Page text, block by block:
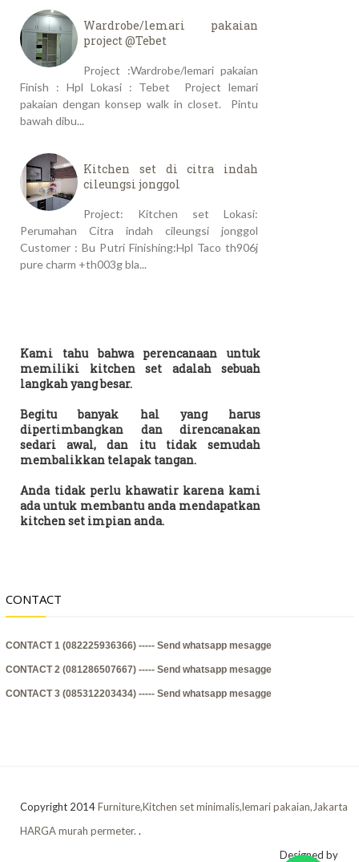
Wardrobe/lemari pakaian
project @Tebet
Project :Wardrobe/lemari pakaian
Finish : Hpl Lokasi : Tebet Project lemari
pakaian dengan konsep walk in closet. Pintu
bawah dibu...
Kitchen set di citra indah
cileungsi jonggol
Project: Kitchen set Lokasi:
Perumahan Citra indah cileungsi jonggol
Customer : Bu Putri Finishing:Hpl Taco th906j
pure charm +th003g bla...
Kami tahu bahwa perencanaan untuk
memiliki kitchen set adalah sebuah
langkah yang besar.
Begitu banyak hal yang harus
dipertimbangkan dan direncanakan
sedari awal, dan itu tidak semudah
membalikkan telapak tangan.
Anda tidak perlu khawatir karena kami
ada untuk membantu anda mendapatkan
kitchen set impian anda.
CONTACT
CONTACT 1 (082225936366) ----- Send whatsapp mesagge
CONTACT 2 (081286507667) ----- Send whatsapp mesagge
CONTACT 3 (085312203434) ----- Send whatsapp mesagge
Copyright 2014Furniture,Kitchen set minimalis,lemari pakaian,Jakarta
HARGA murah permeter. .
Designed by